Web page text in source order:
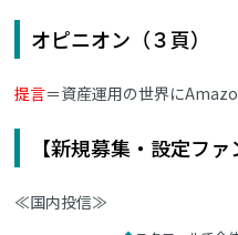
オピニオン（３頁）
提言＝資産運用の世界に
【新規募集・設定フ
≪国内投信≫